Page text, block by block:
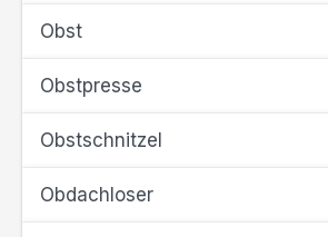
Obst
Obstpresse
Obstschnitzel
Obdachloser